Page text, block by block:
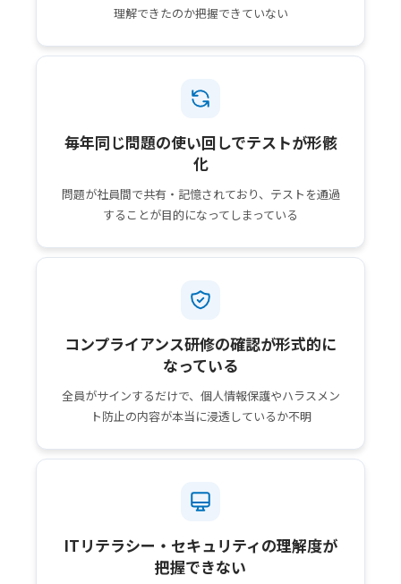
理解できたのか把握できていない
毎年同じ問題の使い回しでテストが形骸
化
問題が社員間で共有・記憶されており、テストを通過
することが目的になってしまっている
コンプライアンス研修の確認が形式的に
なっている
全員がサインするだけで、個人情報保護やハラスメン
ト防止の内容が本当に浸透しているか不明
ITリテラシー・セキュリティの理解度が
把握できない